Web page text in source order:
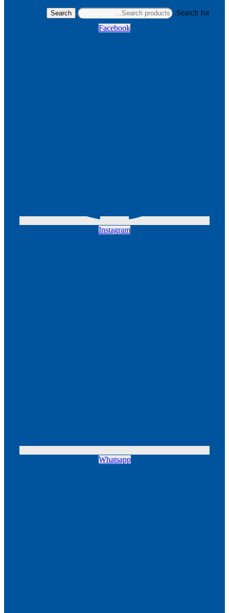
Search for:
Search
Facebook
Instagram
Whatsapp